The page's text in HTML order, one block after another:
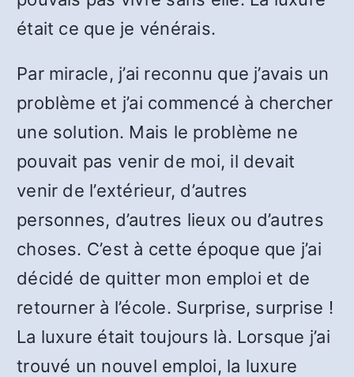
était ce que je vénérais.
Par miracle, j’ai reconnu que j’avais un
problème et j’ai commencé à chercher
une solution. Mais le problème ne
pouvait pas venir de moi, il devait
venir de l’extérieur, d’autres
personnes, d’autres lieux ou d’autres
choses. C’est à cette époque que j’ai
décidé de quitter mon emploi et de
retourner à l’école. Surprise, surprise !
La luxure était toujours là. Lorsque j’ai
trouvé un nouvel emploi, la luxure